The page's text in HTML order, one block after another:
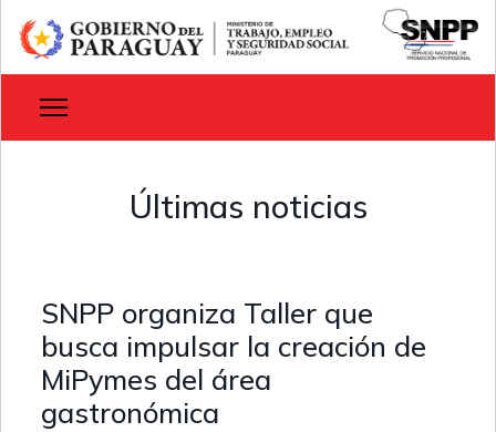
Últimas noticias
SNPP organiza Taller que
busca impulsar la creación de
MiPymes del área
gastronómica